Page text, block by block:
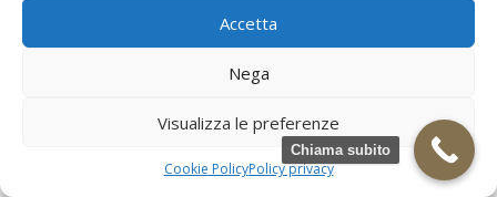
Accetta
Nega
Visualizza le preferenze
Cookie PolicyPolicy privacy
Chiama subito